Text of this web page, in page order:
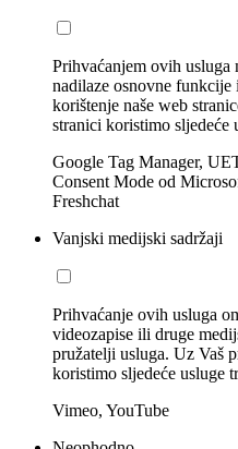
Prihvaćanjem ovih
nadilaze osnovne
korištenje naše web
stranici koristimo sljedeće
Google Tag Manager,
Consent Mode od
Freshchat
Vanjski medijski sadržaji
Prihvaćanje ovih usluga
videozapise ili druge
pružatelji usluga. Uz Vaš
koristimo sljedeće usluge
Vimeo, YouTube